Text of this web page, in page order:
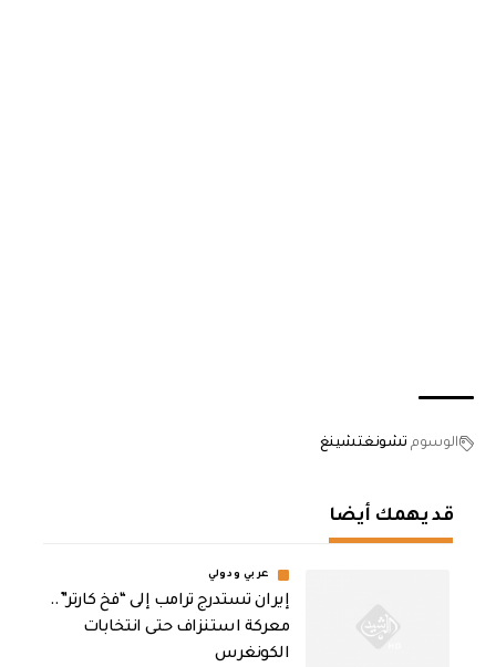
الوسوم تشونغتشينغ
قد يهمك أيضا
عربي ودولي
إيران تستدرج ترامب إلى “فخ كارتر”..
معركة استنزاف حتى انتخابات
الكونغرس